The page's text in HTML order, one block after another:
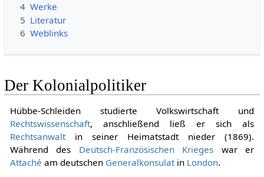
4 Werke
5 Literatur
6 Weblinks
Der Kolonialpolitiker
Hübbe-Schleiden studierte Volkswirtschaft und
Rechtswissenschaft, anschließend ließ er sich als
Rechtsanwaltin seiner Heimatstadt nieder (1869).
Während des Deutsch-Französischen Krieges war er
Attaché am deutschen Generalkonsulatin London.